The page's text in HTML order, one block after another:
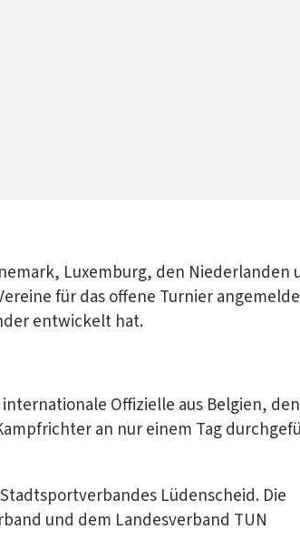
Luxemburg, den Niederlanden
für das offene Turnier
entwickelt hat.
Offizielle aus Belgien, den
an nur einem Tag
Lüdenscheid. Die
und dem Landesverband TUN